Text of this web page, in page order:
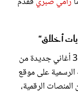
أخلاق"
وكان رامي صبري أطلق في الفترة الأخيرة 3 أغاني جديدة من
الرسمية على موقع
الرقمية،